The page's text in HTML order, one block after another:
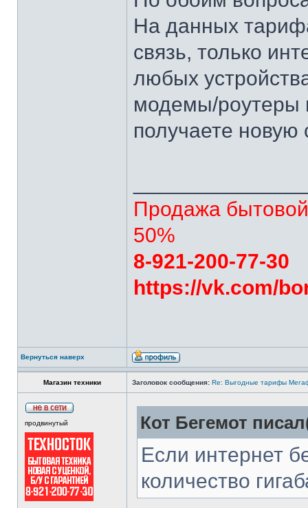
На данных
связь, только
любых
модемы/роутеры
получаете новую
Продажа бытовой
50%
8-921-200-77-30
https://vk.com/
Вернуться наверх
Магазин техники Заголовок сообщения: Re: Выгодные тарифы
продвинутый Кот Бегемот
Если интернет
количество